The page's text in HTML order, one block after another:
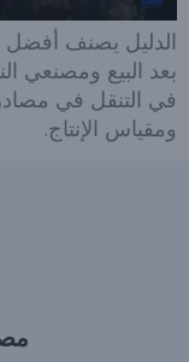
في التنقل في
ومقياس الإنتاج.